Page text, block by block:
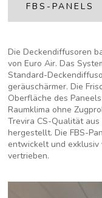
FBS-PANELS
Die Deckendiffusoren
von Euro Air. Das
Standard-
geräuschärmer. Die
Oberfläche des
Raumklima ohne
Trevira CS-Qualität
hergestellt. Die FBS-
entwickelt und exklusiv
vertrieben.